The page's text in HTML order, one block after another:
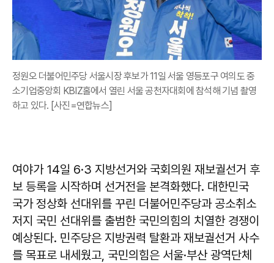
정원오 더불어민주당 서울시장 후보가 11일 서울 영등포구 여의도 중
소기업중앙회 KBIZ홀에서 열린 서울 공천자대회에 참석해 기념 촬영
하고 있다. [사진=연합뉴스]
여야가 14일 6·3 지방선거와 국회의원 재보궐선거 후
보 등록을 시작하며 선거전을 본격화했다. 대한민국
국가 정상화 선대위를 꾸린 더불어민주당과 공소취소
저지 국민 선대위를 출범한 국민의힘의 치열한 경쟁이
예상된다. 민주당은 지방권력 탈환과 재보궐선거 사수
를 목표로 내세웠고, 국민의힘은 서울·부산 광역단체